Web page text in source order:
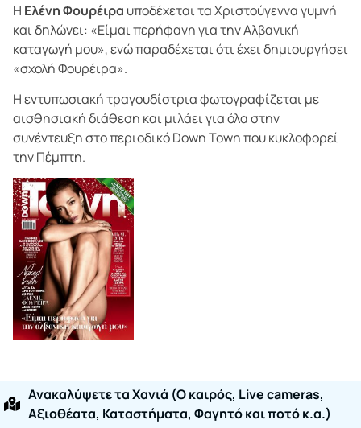
Η Ελένη Φουρέιρα υποδέχεται τα Χριστούγεννα γυμνή
και δηλώνει: «Είμαι περήφανη για την Αλβανική
καταγωγή μου», ενώ παραδέχεται ότι έχει δημιουργήσει
«σχολή Φουρέιρα».
Η εντυπωσιακή τραγουδίστρια φωτογραφίζεται με
αισθησιακή διάθεση και μιλάει για όλα στην
συνέντευξη στο περιοδικό Down Town που κυκλοφορεί
την Πέμπτη.
Ανακαλύψετε τα Χανιά (O καιρός, Live cameras,
Αξιοθέατα, Καταστήματα, Φαγητό και ποτό κ.α.)